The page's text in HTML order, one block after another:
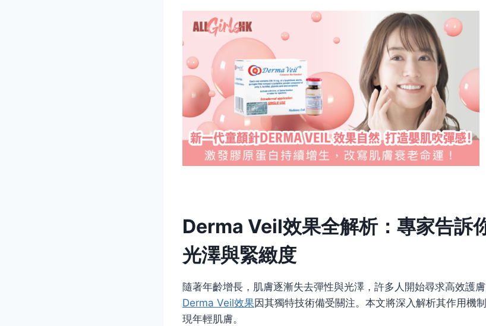
Derma Veil效果全解析：專家告訴
光澤與緊緻度
隨著年齡增長，肌膚逐漸失去彈性與光澤，許多人開始尋求高效護
Derma Veil效果因其獨特技術備受關注。本文將深入解析其作用機
現年輕肌膚。